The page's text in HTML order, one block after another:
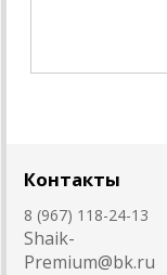
Контакты
8 (967) 118-24-13
Shaik-
Premium@bk.ru